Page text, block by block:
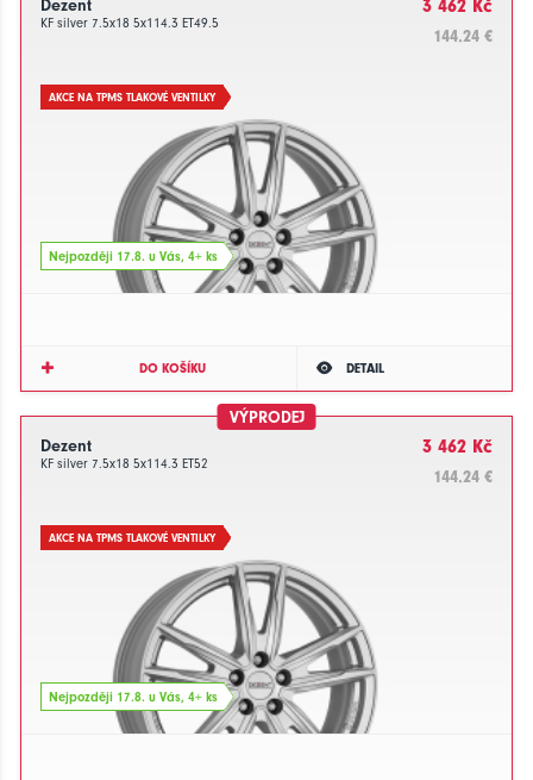
Dezent
KF silver 7.5x18 5x114.3 ET49.5
3 462 Kč
144.24 €
AKCE NA TPMS TLAKOVÉ VENTILKY
Nejpozději 17.8. u Vás, 4+ ks
DO KOŠÍKU DETAIL
VÝPRODEJ
Dezent
KF silver 7.5x18 5x114.3 ET52
3 462 Kč
144.24 €
AKCE NA TPMS TLAKOVÉ VENTILKY
Nejpozději 17.8. u Vás, 4+ ks